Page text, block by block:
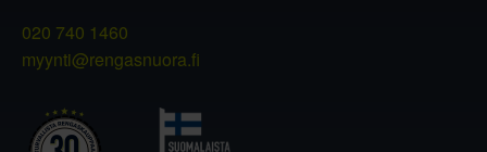
020 740 1460
myynti@rengasnuora.fi